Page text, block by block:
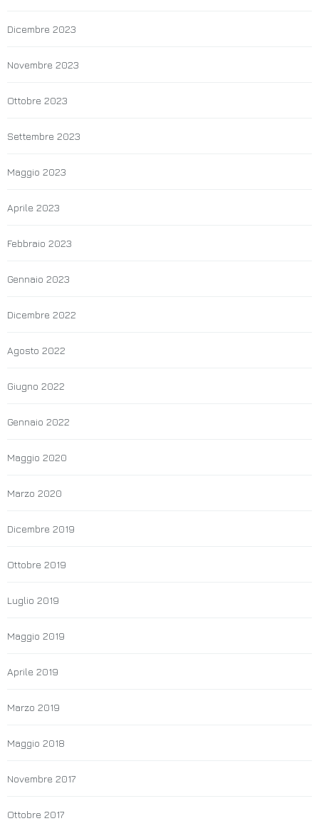
Dicembre 2023
Novembre 2023
Ottobre 2023
Settembre 2023
Maggio 2023
Aprile 2023
Febbraio 2023
Gennaio 2023
Dicembre 2022
Agosto 2022
Giugno 2022
Gennaio 2022
Maggio 2020
Marzo 2020
Dicembre 2019
Ottobre 2019
Luglio 2019
Maggio 2019
Aprile 2019
Marzo 2019
Maggio 2018
Novembre 2017
Ottobre 2017